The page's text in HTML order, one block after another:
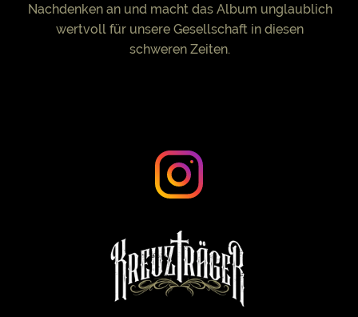
Nachdenken an und macht das Album unglaublich
wertvoll für unsere Gesellschaft in diesen
schweren Zeiten.